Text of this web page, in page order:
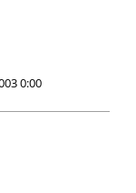
0:00